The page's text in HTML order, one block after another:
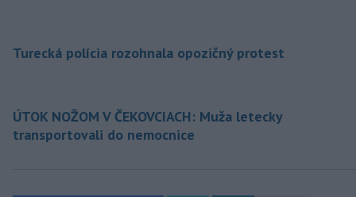
Turecká polícia rozohnala opozičný protest
ÚTOK NOŽOM V ČEKOVCIACH: Muža letecky
transportovali do nemocnice